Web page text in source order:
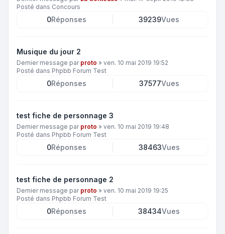
Posté dans Concours
0Réponses 39239Vues
Musique du jour 2
Dernier message par proto » ven. 10 mai 2019 19:52
Posté dans Phpbb Forum Test
0Réponses 37577Vues
test fiche de personnage 3
Dernier message par proto » ven. 10 mai 2019 19:48
Posté dans Phpbb Forum Test
0Réponses 38463Vues
test fiche de personnage 2
Dernier message par proto » ven. 10 mai 2019 19:25
Posté dans Phpbb Forum Test
0Réponses 38434Vues